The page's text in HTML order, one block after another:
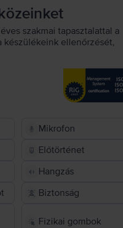
szakmai tapasztalattal a
készülékeink ellenőrzését,
Mikrofon
Előtörténet
Hangzás
Biztonság
Fizikai gombok